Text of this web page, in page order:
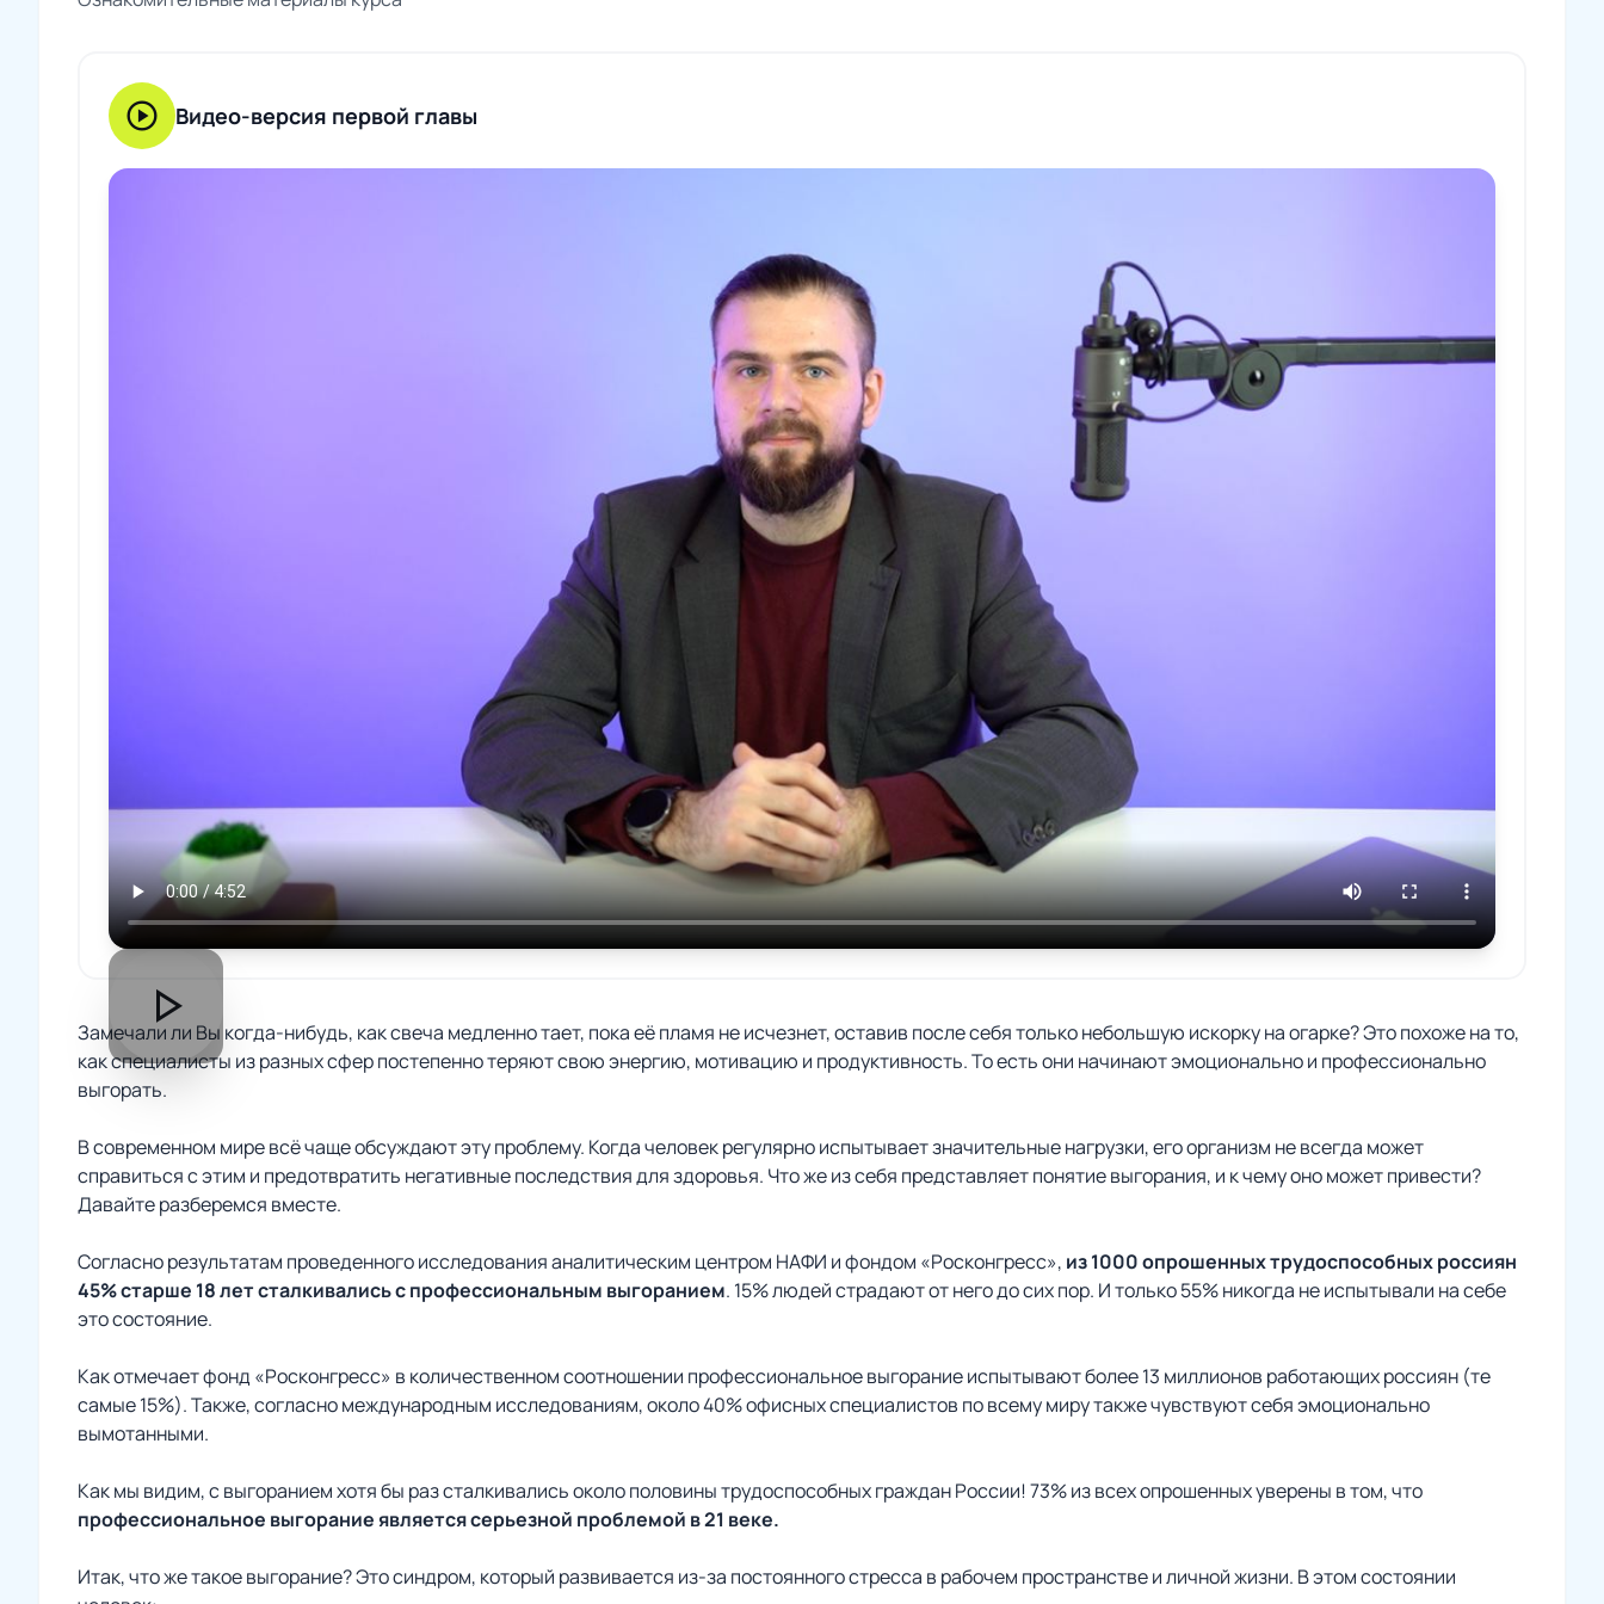
play_circle Видео-версия первой главы
play_arrow
Замечали ли Вы когда-нибудь, как свеча медленно тает, пока её пламя не исчезнет, оставив после себя только небольшую искорку на огарке? Это похоже на то,
как специалисты из разных сфер постепенно теряют свою энергию, мотивацию и продуктивность. То есть они начинают эмоционально и профессионально
выгорать.
В современном мире всё чаще обсуждают эту проблему. Когда человек регулярно испытывает значительные нагрузки, его организм не всегда может
справиться с этим и предотвратить негативные последствия для здоровья. Что же из себя представляет понятие выгорания, и к чему оно может привести?
Давайте разберемся вместе.
Согласно результатам проведенного исследования аналитическим центром НАФИ и фондом «Росконгресс», из 1000 опрошенных трудоспособных россиян
45% старше 18 лет сталкивались с профессиональным выгоранием. 15% людей страдают от него до сих пор. И только 55% никогда не испытывали на себе
это состояние.
Как отмечает фонд «Росконгресс» в количественном соотношении профессиональное выгорание испытывают более 13 миллионов работающих россиян (те
самые 15%). Также, согласно международным исследованиям, около 40% офисных специалистов по всему миру также чувствуют себя эмоционально
вымотанными.
Как мы видим, с выгоранием хотя бы раз сталкивались около половины трудоспособных граждан России! 73% из всех опрошенных уверены в том, что
профессиональное выгорание является серьезной проблемой в 21 веке.
Итак, что же такое выгорание? Это синдром, который развивается из-за постоянного стресса в рабочем пространстве и личной жизни. В этом состоянии